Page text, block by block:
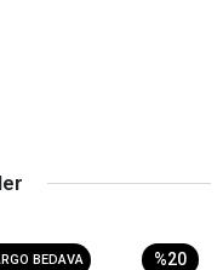
BEDAVA %20